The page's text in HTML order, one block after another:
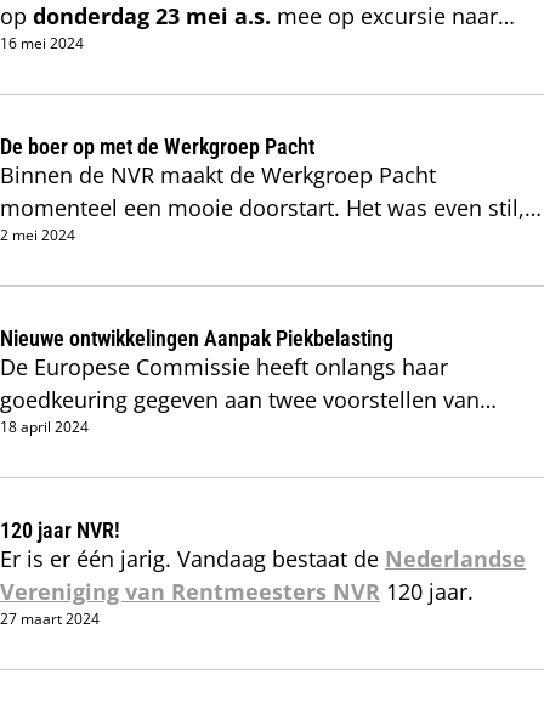
op donderdag 23 mei a.s. mee op excursie naar
voedselbos Ketelbroek.
16 mei 2024
De boer op met de Werkgroep Pacht
Binnen de NVR maakt de Werkgroep Pacht
momenteel een mooie doorstart. Het was even stil,
ook in Den Haag, maar op alle fronten worden nu de
2 mei 2024
Nieuwe ontwikkelingen Aanpak Piekbelasting
De Europese Commissie heeft onlangs haar
goedkeuring gegeven aan twee voorstellen van
Nederland in het kader van Aanpak piekbelasting.
18 april 2024
120 jaar NVR!
Er is er één jarig. Vandaag bestaat de Nederlandse
Vereniging van Rentmeesters NVR 120 jaar.
27 maart 2024